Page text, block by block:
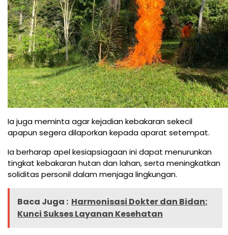
Ia juga meminta agar kejadian kebakaran sekecil
apapun segera dilaporkan kepada aparat setempat.
Ia berharap apel kesiapsiagaan ini dapat menurunkan
tingkat kebakaran hutan dan lahan, serta meningkatkan
soliditas personil dalam menjaga lingkungan.
Baca Juga : Harmonisasi Dokter dan Bidan:
Kunci Sukses Layanan Kesehatan